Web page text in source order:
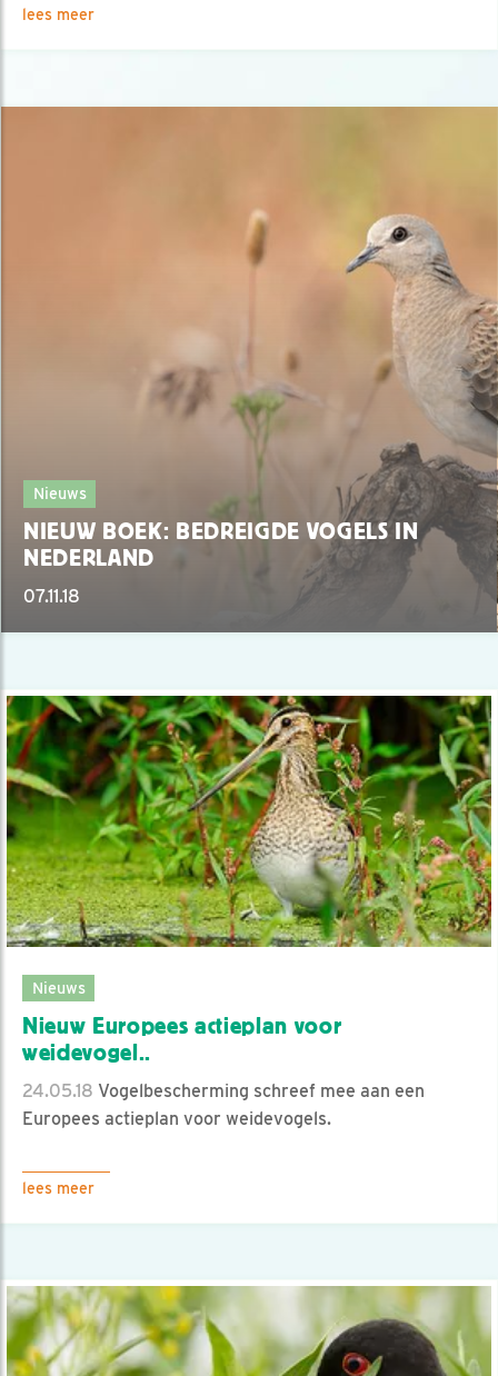
lees meer
Nieuws
NIEUW BOEK: BEDREIGDE VOGELS IN
NEDERLAND
07.11.18
Nieuws
Nieuw Europees actieplan voor
weidevogel..
24.05.18 Vogelbescherming schreef mee aan een
Europees actieplan voor weidevogels.
lees meer